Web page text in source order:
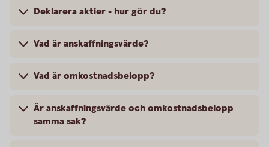
Deklarera aktier - hur gör du?
Vad är anskaffningsvärde?
Vad är omkostnadsbelopp?
Är anskaffningsvärde och omkostnadsbelopp
samma sak?